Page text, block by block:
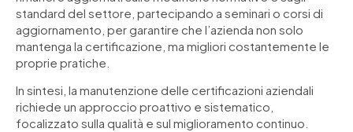
standard del settore, partecipando a seminari o corsi di
aggiornamento, per garantire che l’azienda non solo
mantenga la certificazione, ma migliori costantemente le
proprie pratiche.
In sintesi, la manutenzione delle certificazioni aziendali
richiede un approccio proattivo e sistematico,
focalizzato sulla qualità e sul miglioramento continuo.